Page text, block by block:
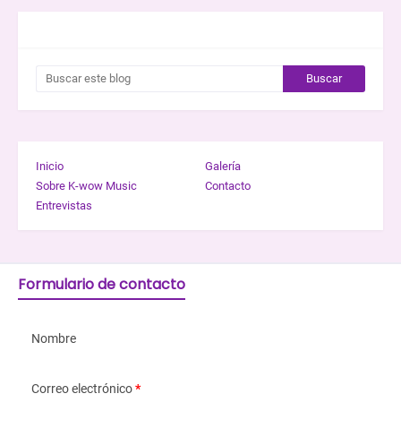
Inicio
Galería
Sobre K-wow Music
Contacto
Entrevistas
Formulario de contacto
Nombre
Correo electrónico*